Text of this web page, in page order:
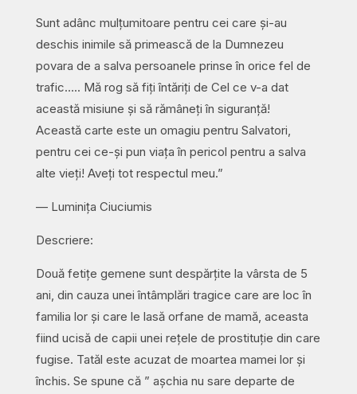
Sunt adânc mulțumitoare pentru cei care și-au
deschis inimile să primească de la Dumnezeu
povara de a salva persoanele prinse în orice fel de
trafic….. Mă rog să fiți întăriți de Cel ce v-a dat
această misiune și să rămâneți în siguranță!
Această carte este un omagiu pentru Salvatori,
pentru cei ce-și pun viața în pericol pentru a salva
alte vieți! Aveți tot respectul meu.”
— Luminița Ciuciumis
Descriere:
Două fetițe gemene sunt despărțite la vârsta de 5
ani, din cauza unei întâmplări tragice care are loc în
familia lor și care le lasă orfane de mamă, aceasta
fiind ucisă de capii unei rețele de prostituție din care
fugise. Tatăl este acuzat de moartea mamei lor și
închis. Se spune că ” așchia nu sare departe de